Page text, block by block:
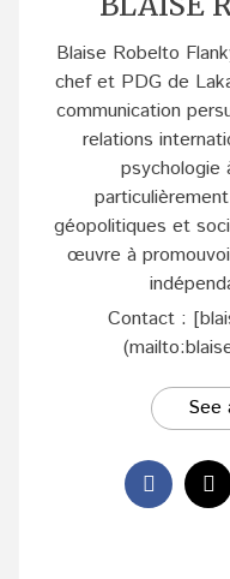
Blaise Robelto
chef et PDG de
communication
relations
psychologie
géopolitiques et
œuvre à
Contact :
See